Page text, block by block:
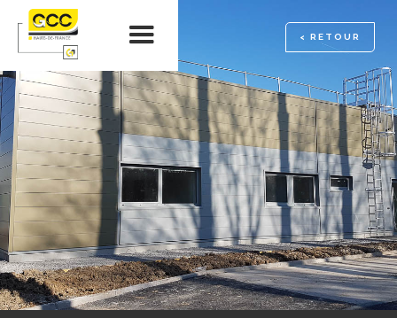
< RETOUR